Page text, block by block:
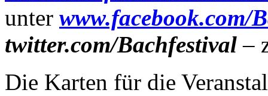
unter www.facebook.com/
twitter.com/Bachfestival –
Die Karten für die